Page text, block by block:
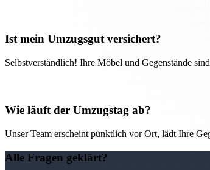
Ist mein Umzugsgut versichert?
Selbstverständlich! Ihre Möbel und Gegenstände
Wie läuft der Umzugstag ab?
Unser Team erscheint pünktlich vor Ort, lädt Ihre
Alle Fragen geklärt?